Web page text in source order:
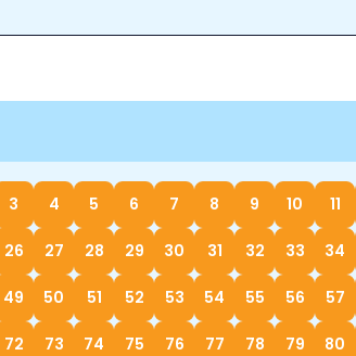
3 4 5 6 7 8 9 10 11
26 27 28 29 30 31 32 33 34
49 50 51 52 53 54 55 56 57
72 73 74 75 76 77 78 79 80